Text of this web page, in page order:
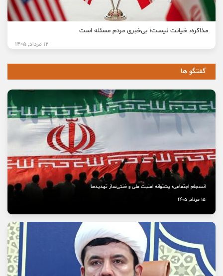
مذاکره، خیانت نیست؛ بی‌خبری مردم مسئله است
12 مرداد, 1405
گفتگو ها
انسجام اجتماعی؛ پشتوانه امنیت ملی و خنثی‌ساز تهدیدها
15 مرداد, 1405